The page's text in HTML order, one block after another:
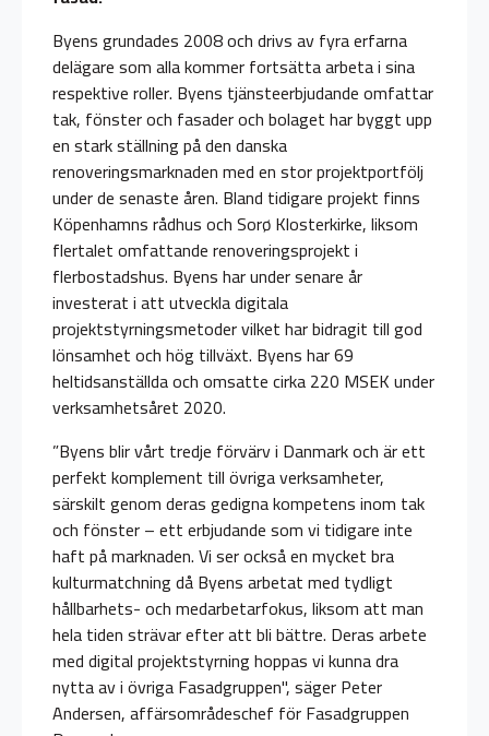
Byens grundades 2008 och drivs av fyra erfarna
delägare som alla kommer fortsätta arbeta i sina
respektive roller. Byens tjänsteerbjudande omfattar
tak, fönster och fasader och bolaget har byggt upp
en stark ställning på den danska
renoveringsmarknaden med en stor projektportfölj
under de senaste åren. Bland tidigare projekt finns
Köpenhamns rådhus och Sorø Klosterkirke, liksom
flertalet omfattande renoveringsprojekt i
flerbostadshus. Byens har under senare år
investerat i att utveckla digitala
projektstyrningsmetoder vilket har bidragit till god
lönsamhet och hög tillväxt. Byens har 69
heltidsanställda och omsatte cirka 220 MSEK under
verksamhetsåret 2020.
”Byens blir vårt tredje förvärv i Danmark och är ett
perfekt komplement till övriga verksamheter,
särskilt genom deras gedigna kompetens inom tak
och fönster – ett erbjudande som vi tidigare inte
haft på marknaden. Vi ser också en mycket bra
kulturmatchning då Byens arbetat med tydligt
hållbarhets- och medarbetarfokus, liksom att man
hela tiden strävar efter att bli bättre. Deras arbete
med digital projektstyrning hoppas vi kunna dra
nytta av i övriga Fasadgruppen", säger Peter
Andersen, affärsområdeschef för Fasadgruppen